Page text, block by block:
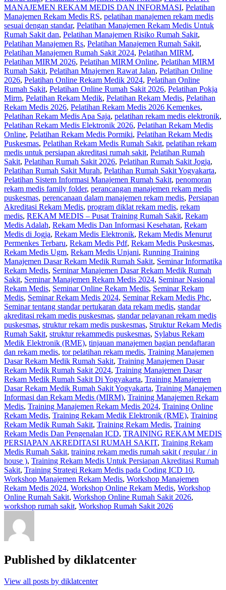
MANAJEMEN REKAM MEDIS DAN INFORMASI, Pelatihan
Manajemen Rekam Medis RS, pelatihan manajemen rekam medis
sesuai dengan standar, Pelatihan Manajemen Rekam Medis Untuk
Rumah Sakit dan, Pelatihan Manajemen Risiko Rumah Sakit,
Pelatihan Manajemen Rs, Pelatihan Manajemen Rumah Sakit,
Pelatihan Manajemen Rumah Sakit 2024, Pelatihan MIRM,
Pelatihan MIRM 2026, Pelatihan MIRM Online, Pelatihan MIRM
Rumah Sakit, Pelatihan Mnajemen Rawat Jalan, Pelatihan Online
2026, Pelatihan Online Rekam Medik 2024, Pelatihan Online
Rumah Sakit, Pelatihan Online Rumah Sakit 2026, Pelatihan Pokja
Mirm, Pelatihan Rekam Medik, Pelatihan Rekam Medis, Pelatihan
Rekam Medis 2026, Pelatihan Rekam Medis 2026 Kemenkes,
Pelatihan Rekam Medis Apa Saja, pelatihan rekam medis elektronik,
Pelatihan Rekam Medis Elektronik 2026, Pelatihan Rekam Medis
Online, Pelatihan Rekam Medis Pormiki, Pelatihan Rekam Medis
Puskesmas, Pelatihan Rekam Medis Rumah Sakit, pelatihan rekam
medis untuk persiapan akreditasi rumah sakit, Pelatihan Rumah
Sakit, Pelatihan Rumah Sakit 2026, Pelatihan Rumah Sakit Jogja,
Pelatihan Rumah Sakit Murah, Pelatihan Rumah Sakit Yogyakarta,
Pelatihan Sistem Informasi Manajemen Rumah Sakit, penomoran
rekam medis family folder, perancangan manajemen rekam medis
puskesmas, perencanaan dalam manajemen rekam medis, Persiapan
Akreditasi Rekam Medis, program diklat rekam medis, rekam
medis, REKAM MEDIS – Pusat Training Rumah Sakit, Rekam
Medis Adalah, Rekam Medis Dan Informasi Kesehatan, Rekam
Medis di Jogja, Rekam Medis Elektronik, Rekam Medis Menurut
Permenkes Terbaru, Rekam Medis Pdf, Rekam Medis Puskesmas,
Rekam Medis Ugm, Rekam Medis Unjani, Running Training
Manajemen Dasar Rekam Medik Rumah Sakit, Seminar Informatika
Rekam Medis, Seminar Manajemen Dasar Rekam Medik Rumah
Sakit, Seminar Manajemen Rekam Medis 2024, Seminar Nasional
Rekam Medis, Seminar Online Rekam Medis, Seminar Rekam
Medis, Seminar Rekam Medis 2024, Seminar Rekam Medis Phc,
Seminar tentang standar pertukaran data rekam medis, standar
akreditasi rekam medis puskesmas, standar pelayanan rekam medis
puskesmas, struktur rekam medis puskesmas, Struktur Rekam Medis
Rumah Sakit, struktur rekammedis puskesmas, Sylabus Rekam
Medik Elektronik (RME), tinjauan manajemen bagian pendaftaran
dan rekam medis, tor pelatihan rekam medis, Training Manajemen
Dasar Rekam Medik Rumah Sakit, Training Manajemen Dasar
Rekam Medik Rumah Sakit 2024, Training Manajemen Dasar
Rekam Medik Rumah Sakit Di Yogyakarta, Training Manajemen
Dasar Rekam Medik Rumah Sakit Yogyakarta, Training Manajemen
Informasi dan Rekam Medis (MIRM), Training Manajemen Rekam
Medis, Training Manajemen Rekam Medis 2024, Training Online
Rekam Medis, Training Rekam Medik Elektronik (RME), Training
Rekam Medik Rumah Sakit, Training Rekam Medis, Training
Rekam Medis Dan Pengenalan ICD, TRAINING REKAM MEDIS
PERSIAPAN AKREDITASI RUMAH SAKIT, Training Rekam
Medis Rumah Sakit, training rekam medis rumah sakit ( regular / in
house ), Training Rekam Medis Untuk Persiapan Akreditasi Rumah
Sakit, Training Strategi Rekam Medis pada Coding ICD 10,
Workshop Manajemen Rekam Medis, Workshop Manajemen
Rekam Medis 2024, Workshop Online Rekam Medis, Workshop
Online Rumah Sakit, Workshop Online Rumah Sakit 2026,
workshop rumah sakit, Workshop Rumah Sakit 2026
Published by diklatcenter
View all posts by diklatcenter